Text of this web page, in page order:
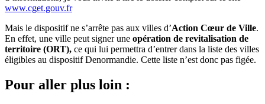
www.cget.gouv.fr
Mais le dispositif ne s’arrête pas aux villes d’Action Cœur de Ville.
En effet, une ville peut signer une opération de revitalisation de
territoire (ORT), ce qui lui permettra d’entrer dans la liste des villes
éligibles au dispositif Denormandie. Cette liste n’est donc pas figée.
Pour aller plus loin :